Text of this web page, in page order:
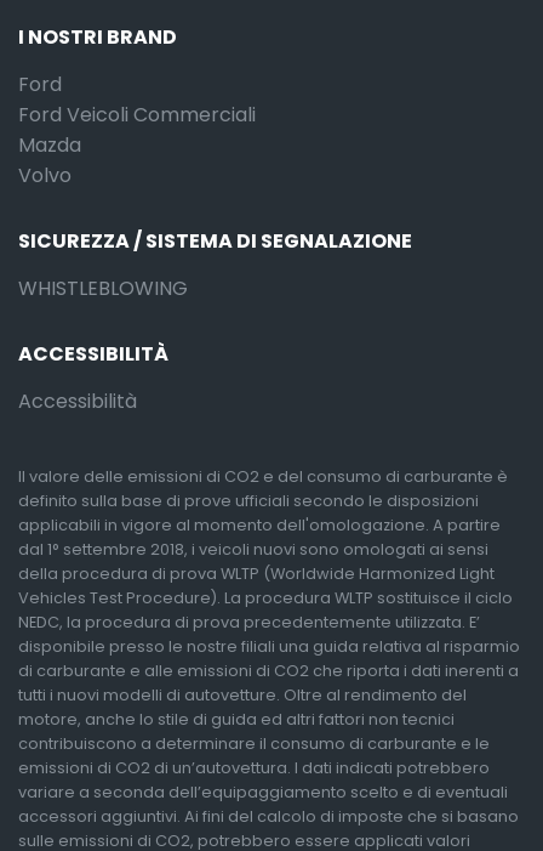
I NOSTRI BRAND
Ford
Ford Veicoli Commerciali
Mazda
Volvo
SICUREZZA / SISTEMA DI SEGNALAZIONE
WHISTLEBLOWING
ACCESSIBILITÀ
Accessibilità
Il valore delle emissioni di CO2 e del consumo di carburante è
definito sulla base di prove ufficiali secondo le disposizioni
applicabili in vigore al momento dell'omologazione. A partire
dal 1° settembre 2018, i veicoli nuovi sono omologati ai sensi
della procedura di prova WLTP (Worldwide Harmonized Light
Vehicles Test Procedure). La procedura WLTP sostituisce il ciclo
NEDC, la procedura di prova precedentemente utilizzata. E’
disponibile presso le nostre filiali una guida relativa al risparmio
di carburante e alle emissioni di CO2 che riporta i dati inerenti a
tutti i nuovi modelli di autovetture. Oltre al rendimento del
motore, anche lo stile di guida ed altri fattori non tecnici
contribuiscono a determinare il consumo di carburante e le
emissioni di CO2 di un’autovettura. I dati indicati potrebbero
variare a seconda dell’equipaggiamento scelto e di eventuali
accessori aggiuntivi. Ai fini del calcolo di imposte che si basano
sulle emissioni di CO2, potrebbero essere applicati valori